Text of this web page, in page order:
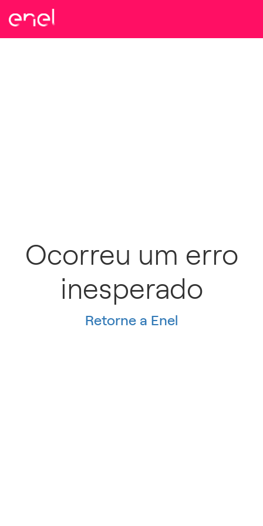
Ocorreu um erro
inesperado
Retorne a Enel